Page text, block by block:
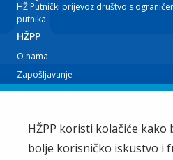
HŽ Putnički prijevoz društvo s
putnika
HŽPP
O nama
Zapošljavanje
Planovi i izvještaji
Iz tvrtke
EU projekti
HŽPP koristi kolačiće kako
bolje korisničko iskustvo i